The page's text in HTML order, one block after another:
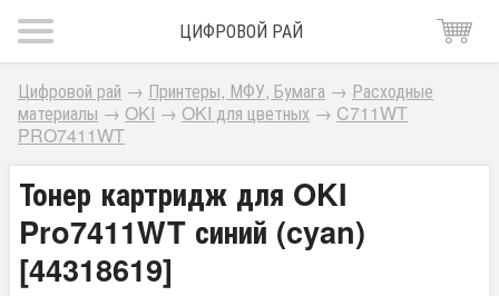
ЦИФРОВОЙ РАЙ
Цифровой рай → Принтеры, МФУ, Бумага → Расходные
материалы → OKI → OKI для цветных → C711WT
PRO7411WT
Тонер картридж для OKI
Pro7411WT синий (cyan)
[44318619]